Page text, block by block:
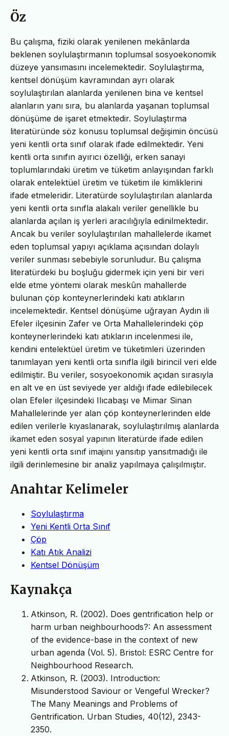
Öz
Bu çalışma, fiziki olarak yenilenen mekânlarda
beklenen soylulaştırmanın toplumsal sosyoekonomik
düzeye yansımasını incelemektedir. Soylulaştırma,
kentsel dönüşüm kavramından ayrı olarak
soylulaştırılan alanlarda yenilenen bina ve kentsel
alanların yanı sıra, bu alanlarda yaşanan toplumsal
dönüşüme de işaret etmektedir. Soylulaştırma
literatüründe söz konusu toplumsal değişimin öncüsü
yeni kentli orta sınıf olarak ifade edilmektedir. Yeni
kentli orta sınıfın ayırıcı özelliği, erken sanayi
toplumlarındaki üretim ve tüketim anlayışından farklı
olarak entelektüel üretim ve tüketim ile kimliklerini
ifade etmeleridir. Literatürde soylulaştırılan alanlarda
yeni kentli orta sınıfla alakalı veriler genellikle bu
alanlarda açılan iş yerleri aracılığıyla edinilmektedir.
Ancak bu veriler soylulaştırılan mahallelerde ikamet
eden toplumsal yapıyı açıklama açısından dolaylı
veriler sunması sebebiyle sorunludur. Bu çalışma
literatürdeki bu boşluğu gidermek için yeni bir veri
elde etme yöntemi olarak meskûn mahallerde
bulunan çöp konteynerlerindeki katı atıkların
incelemektedir. Kentsel dönüşüme uğrayan Aydın ili
Efeler ilçesinin Zafer ve Orta Mahallelerindeki çöp
konteynerlerindeki katı atıkların incelenmesi ile,
kendini entelektüel üretim ve tüketimleri üzerinden
tanımlayan yeni kentli orta sınıfla ilgili birincil veri elde
edilmiştir. Bu veriler, sosyoekonomik açıdan sırasıyla
en alt ve en üst seviyede yer aldığı ifade edilebilecek
olan Efeler ilçesindeki Ilıcabaşı ve Mimar Sinan
Mahallelerinde yer alan çöp konteynerlerinden elde
edilen verilerle kıyaslanarak, soylulaştırılmış alanlarda
ikamet eden sosyal yapının literatürde ifade edilen
yeni kentli orta sınıf imajını yansıtıp yansıtmadığı ile
ilgili derinlemesine bir analiz yapılmaya çalışılmıştır.
Anahtar Kelimeler
Soylulaştırma
Yeni Kentli Orta Sınıf
Çöp
Katı Atık Analizi
Kentsel Dönüşüm
Kaynakça
Atkinson, R. (2002). Does gentrification help or
harm urban neighbourhoods?: An assessment
of the evidence-base in the context of new
urban agenda (Vol. 5). Bristol: ESRC Centre for
Neighbourhood Research.
Atkinson, R. (2003). Introduction:
Misunderstood Saviour or Vengeful Wrecker?
The Many Meanings and Problems of
Gentrification. Urban Studies, 40(12), 2343-
2350.